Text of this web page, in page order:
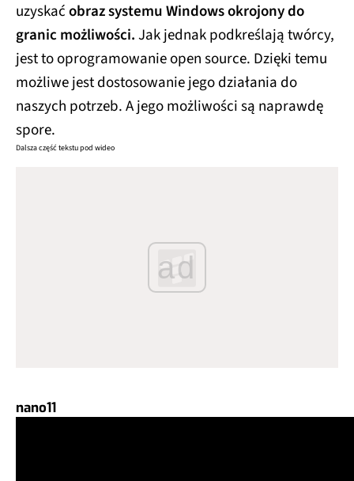
uzyskaćobraz systemu Windows okrojony do
granic możliwości.Jak jednak podkreślają twórcy,
jest to oprogramowanie open source. Dzięki temu
możliwe jest dostosowanie jego działania do
naszych potrzeb. A jego możliwości są naprawdę
spore.
Dalsza część tekstu pod wideo
ad
nano11